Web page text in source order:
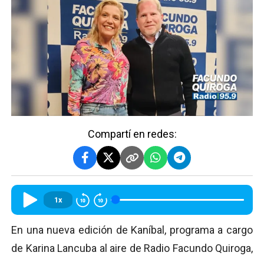
Compartí en redes:
1x
En una nueva edición de Kaníbal, programa a cargo
de Karina Lancuba al aire de Radio Facundo Quiroga,